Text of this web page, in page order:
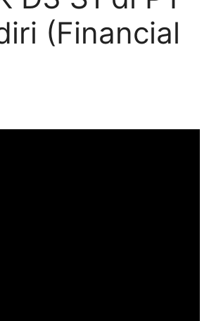
(Financial